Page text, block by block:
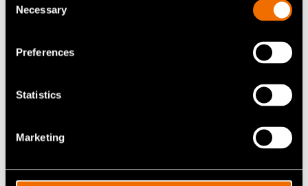
Selection
Necessary
Preferences
Statistics
Marketing
VTT:n ferrosähköinen muistiteknologia
tasoittaa tietä erittäin energiatehokkaalle